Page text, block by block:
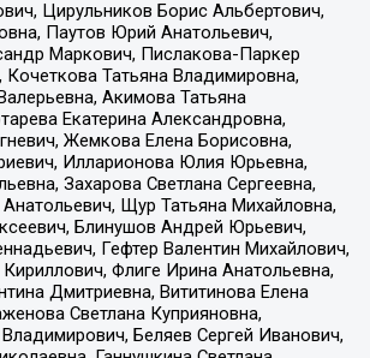
Цирульников Борис Альбертович,
Паутов Юрий Анатольевич,
Маркович, Пислакова-Паркер
Татьяна Владимировна,
Акимова Татьяна
Екатерина Александровна,
Жемкова Елена Борисовна,
Илларионова Юлия Юрьевна,
Захарова Светлана Сергеевна,
Щур Татьяна Михайловна,
Блинушов Андрей Юрьевич,
Гефтер Валентин Михайлович,
Флиге Ирина Анатольевна,
Дмитриевна, Вититинова Елена
Светлана Куприяновна,
Беляев Сергей Иванович,